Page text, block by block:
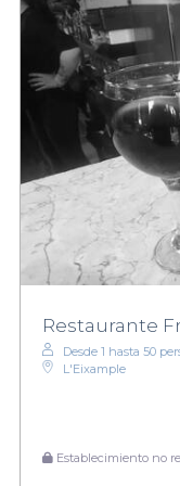
Restaurante
Desde 1 hasta 50
L'Eixample
Establecimiento no